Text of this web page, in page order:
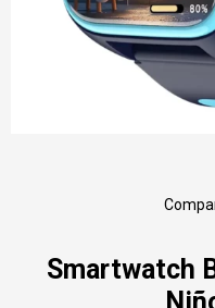
Smartwatch